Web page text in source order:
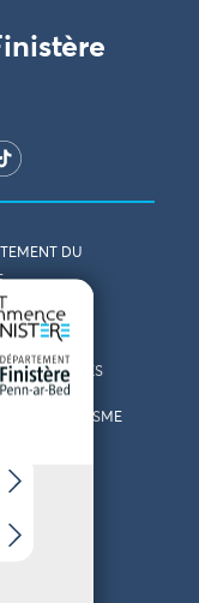
DU
FINISTÈRE
BROCHURES
DE TOURISME